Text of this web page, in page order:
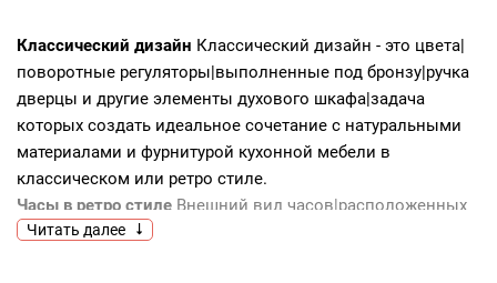
Классический дизайн Классический дизайн - это цвета|
поворотные регуляторы|выполненные под бронзу|ручка
дверцы и другие элементы духового шкафа|задача
которых создать идеальное сочетание с натуральными
материалами и фурнитурой кухонной мебели в
классическом или ретро стиле.
Часы в ретро стиле Внешний вид часов|расположенных
на панели управления выполнен в классическом|
Читать далее